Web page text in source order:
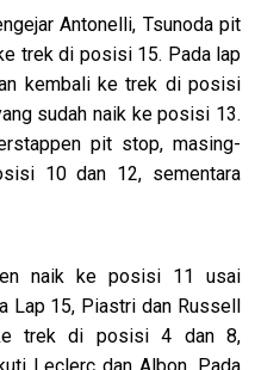
Antonelli, Tsunoda pit
trek di posisi 15. Pada lap
kembali ke trek di posisi
sudah naik ke posisi 13.
pit stop, masing-
10 dan 12, sementara
naik ke posisi 11 usai
Lap 15, Piastri dan Russell
trek di posisi 4 dan 8,
Leclerc dan Albon. Pada